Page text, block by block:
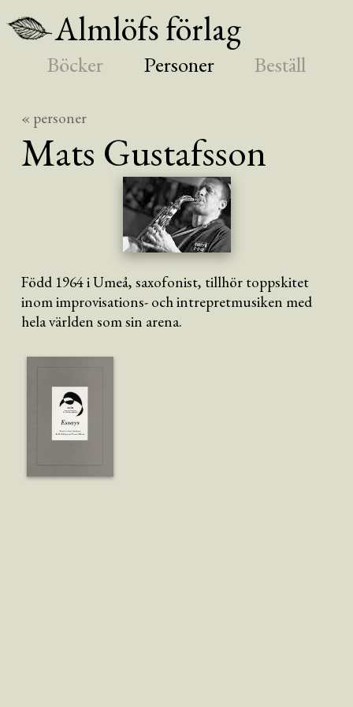
Almlöfs förlag
Böcker Personer Beställ
« personer
Mats Gustafsson
Född 1964 i Umeå, saxofonist, tillhör toppskitet
inom improvisations- och intrepretmusiken med
hela världen som sin arena.